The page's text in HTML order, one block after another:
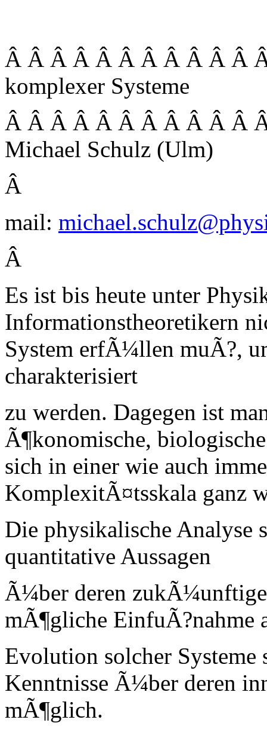
Â Â Â Â Â Â Â Â Â Â Â
komplexer Systeme
Â Â Â Â Â Â Â Â Â Â Â
Michael Schulz (Ulm)
Â
mail:
Â
Es ist bis heute unter
Informationstheoretikern
System erfÃ¼llen muÃ?,
charakterisiert
zu werden. Dagegen ist
Ã¶konomische,
sich in einer wie auch
KomplexitÃ¤tsskala ganz
Die physikalische Analyse
quantitative Aussagen
Ã¼ber deren
mÃ¶gliche EinfuÃ?nahme
Evolution solcher Systeme
Kenntnisse Ã¼ber deren
mÃ¶glich.